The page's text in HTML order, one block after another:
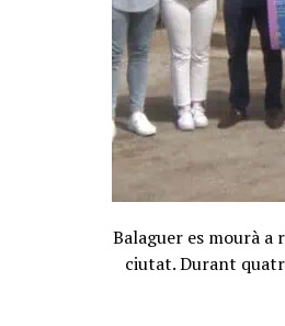
Balaguer es mourà a
ciutat. Durant